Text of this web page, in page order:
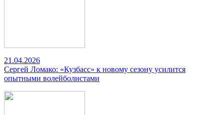
21.04.2026
Сергей Ломако: «Кузбасс» к новому сезону усилится
опытными волейболистами